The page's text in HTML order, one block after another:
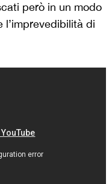
però in un modo
l’imprevedibilità di